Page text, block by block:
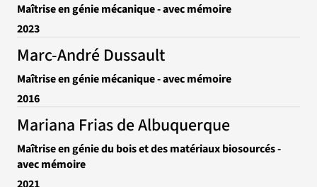
Maîtrise en génie mécanique - avec mémoire
2023
Marc-André Dussault
Maîtrise en génie mécanique - avec mémoire
2016
Mariana Frias de Albuquerque
Maîtrise en génie du bois et des matériaux biosourcés -
avec mémoire
2021